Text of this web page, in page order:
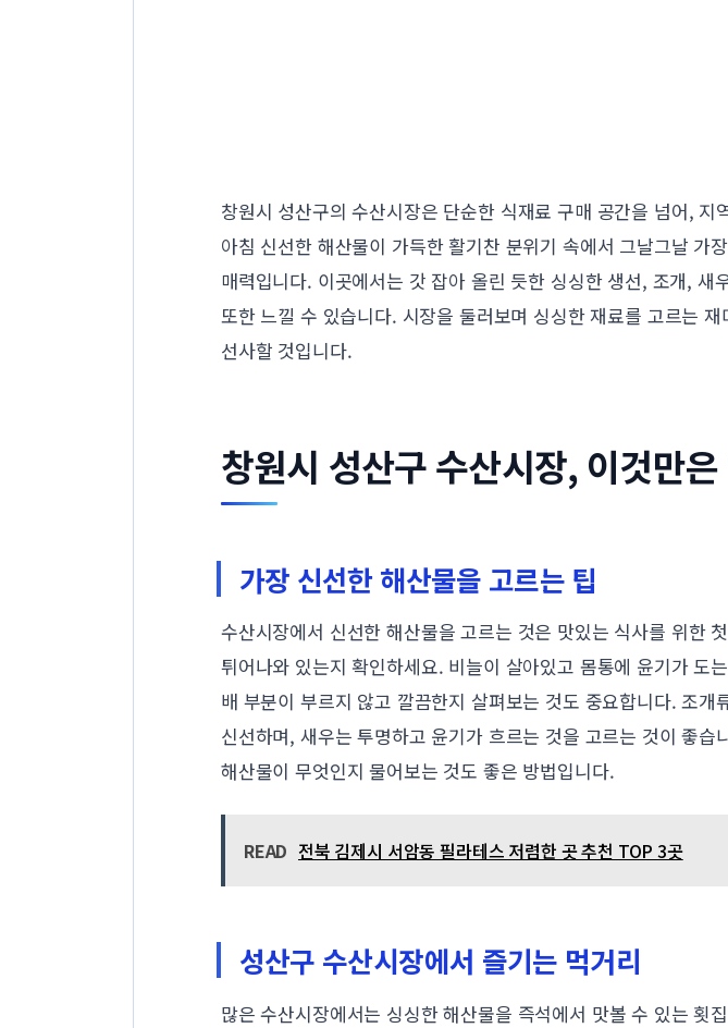
창원시 성산구의 수산시장은 단순한 식재료 구매 공간을 넘어,
아침 신선한 해산물이 가득한 활기찬 분위기 속에서 그날그날 가
매력입니다. 이곳에서는 갓 잡아 올린 듯한 싱싱한 생선, 조개,
또한 느낄 수 있습니다. 시장을 둘러보며 싱싱한 재료를 고르는
선사할 것입니다.
창원시 성산구 수산시장, 이것만
가장 신선한 해산물을 고르는 팁
수산시장에서 신선한 해산물을 고르는 것은 맛있는 식사를 위한
튀어나와 있는지 확인하세요. 비늘이 살아있고 몸통에 윤기가 도
배 부분이 부르지 않고 깔끔한지 살펴보는 것도 중요합니다. 조
신선하며, 새우는 투명하고 윤기가 흐르는 것을 고르는 것이 좋습
해산물이 무엇인지 물어보는 것도 좋은 방법입니다.
READ 전북 김제시 서암동 필라테스 저렴한 곳 추천 TOP 3곳
성산구 수산시장에서 즐기는 먹거리
많은 수산시장에서는 싱싱한 해산물을 즉석에서 맛볼 수 있는 횟